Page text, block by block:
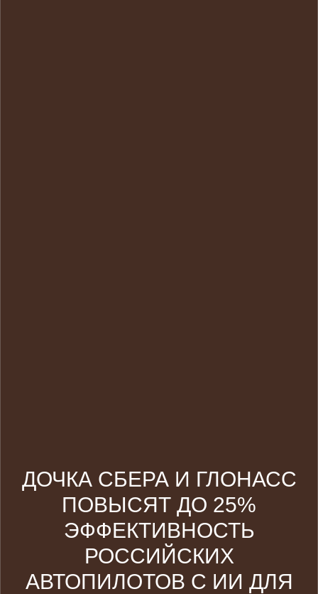
ДОЧКА СБЕРА И ГЛОНАСС
ПОВЫСЯТ ДО 25%
ЭФФЕКТИВНОСТЬ
РОССИЙСКИХ
АВТОПИЛОТОВ С ИИ ДЛЯ